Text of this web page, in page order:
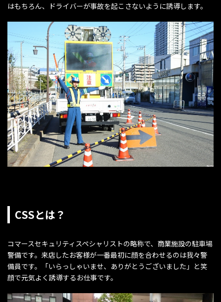
はもちろん、ドライバーが事故を起こさないように誘導します。
CSSとは？
コマースセキュリティスペシャリストの略称で、商業施設の駐車場
警備です。来店したお客様が一番最初に顔を合わせるのは我々警
備員です。「いらっしゃいませ、ありがとうございました」と笑
顔で元気よく誘導するお仕事です。